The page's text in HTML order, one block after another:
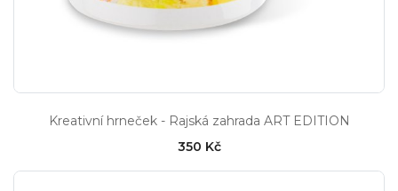
Kreativní hrneček - Rajská zahrada ART EDITION
350 Kč